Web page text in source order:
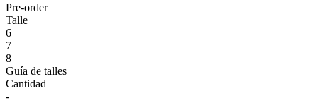
Pre-order
Talle
6
7
8
Guía de talles
Cantidad
-